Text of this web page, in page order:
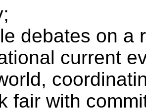
debates on a
current
fair with